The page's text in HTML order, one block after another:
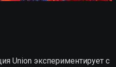
Union экспериментирует с